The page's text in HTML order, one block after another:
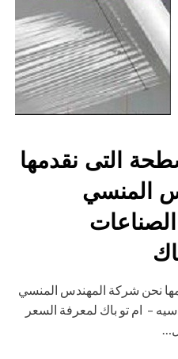
التى نقدمها
المنسي
نحن شركة المهندس المنسي
– ام تو باك لمعرفة السعر